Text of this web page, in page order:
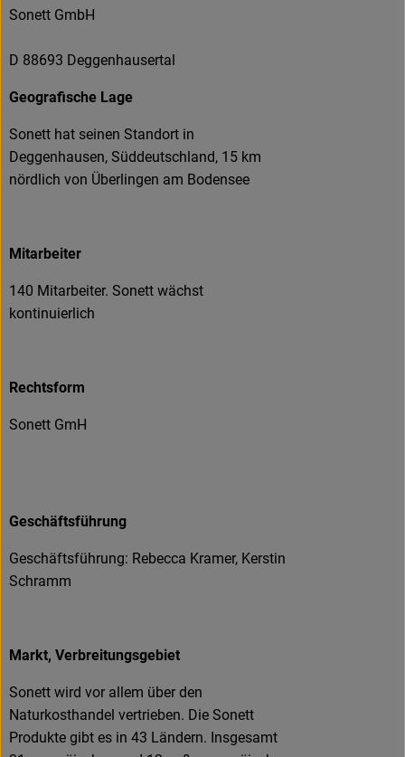
Sonett GmbH
D 88693 Deggenhausertal
Geografische Lage
Sonett hat seinen Standort in
Deggenhausen, Süddeutschland, 15 km
nördlich von Überlingen am Bodensee
Mitarbeiter
140 Mitarbeiter. Sonett wächst
kontinuierlich
Rechtsform
Sonett GmH
Geschäftsführung
Geschäftsführung: Rebecca Kramer, Kerstin
Schramm
Markt, Verbreitungsgebiet
Sonett wird vor allem über den
Naturkosthandel vertrieben. Die Sonett
Produkte gibt es in 43 Ländern. Insgesamt